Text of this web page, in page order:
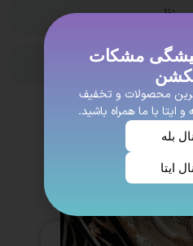
نظر
ها
مشکات
محصولات و تخفیف
ایتا با ما همراه باشید.
بله
ایتا